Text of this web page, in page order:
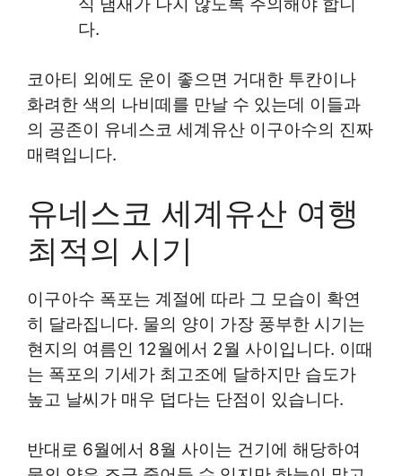
다.
코아티 외에도 운이 좋으면 거대한 투칸이나
화려한 색의 나비떼를 만날 수 있는데 이들과
의 공존이 유네스코 세계유산 이구아수의 진짜
매력입니다.
유네스코 세계유산 여행
최적의 시기
이구아수 폭포는 계절에 따라 그 모습이 확연
히 달라집니다. 물의 양이 가장 풍부한 시기는
현지의 여름인 12월에서 2월 사이입니다. 이때
는 폭포의 기세가 최고조에 달하지만 습도가
높고 날씨가 매우 덥다는 단점이 있습니다.
반대로 6월에서 8월 사이는 건기에 해당하여